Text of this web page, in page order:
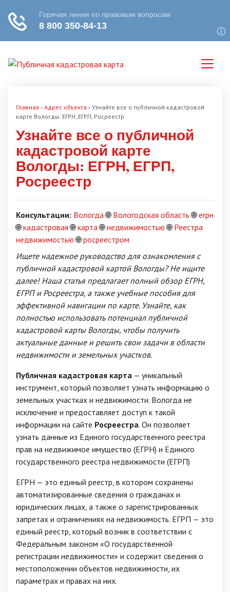
Главная › Адрес объекта › Узнайте все о публичной кадастровой
карте Вологды: ЕГРН, ЕГРП, Росреестр
Узнайте все о публичной
кадастровой карте
Вологды: ЕГРН, ЕГРП,
Росреестр
Консультации: Вологда🌐Вологодская область🌐егрн
🌐кадастровая🌐карта🌐недвижимостью🌐Реестра
недвижимостью🌐росреестром
Ищете надежное руководство для ознакомления с
публичной кадастровой картой Вологды? Не ищите
далее! Наша статья предлагает полный обзор ЕГРН,
ЕГРП и Росреестра, а также учебные пособия для
эффективной навигации по карте. Узнайте, как
полностью использовать потенциал публичной
кадастровой карты Вологды, чтобы получить
актуальные данные и решить свои задачи в области
недвижимости и земельных участков.
Публичная кадастровая карта — уникальный
инструмент, который позволяет узнать информацию о
земельных участках и недвижимости. Вологда не
исключение и предоставляет доступ к такой
информации на сайте Росреестра. Он позволяет
узнать данные из Единого государственного реестра
прав на недвижимое имущество (ЕГРН) и Единого
государственного реестра недвижимости (ЕГРП)
ЕГРН — это единый реестр, в котором сохранены
автоматизированные сведения о гражданах и
юридических лицах, а также о зарегистрированных
запретах и ограничениях на недвижимость. ЕГРП — это
единый реестр, который возник в соответствии с
Федеральным законом «О государственной
регистрации недвижимости» и содержит сведения о
местоположении объектов недвижимости, их
параметрах и правах на них.